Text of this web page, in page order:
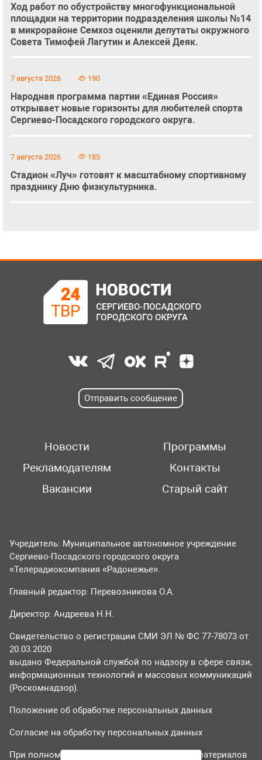
Ход работ по обустройству многофункциональной
площадки на территории подразделения школы №14
в микрорайоне Семхоз оценили депутаты окружного
Совета Тимофей Лагутин и Алексей Деяк.
7 августа 2026 190
Народная программа партии «Единая Россия»
открывает новые горизонты для любителей спорта
Сергиево-Посадского городского округа.
7 августа 2026 185
Стадион «Луч» готовят к масштабному спортивному
празднику Дню физкультурника.
Отправить сообщение
Новости
Программы
Рекламодателям
Контакты
Вакансии
Старый сайт
Учредитель: Муниципальное автономное учреждение
Сергиево-Посадского городского округа
«Телерадиокомпания «Радонежье».
Главный редактор: Перевозникова О.А.
Директор: Андреева Н.Н.
Свидетельство о регистрации СМИ ЭЛ № ФС 77-78073 от
20.03.2020
выдано Федеральной службой по надзору в сфере связи,
информационных технологий и массовых коммуникаций
(Роскомнадзор).
Положение об обработке персональных данных
Согласие на обработку персональных данных
При полном или частичном использовании материалов